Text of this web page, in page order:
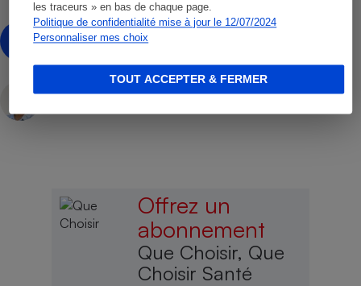
les traceurs » en bas de chaque page.
Politique de confidentialité mise à jour le 12/07/2024
Personnaliser mes choix
TOUT ACCEPTER & FERMER
Élisabeth Chesnais
Nadège Mazery
Offrez un
abonnement
Que Choisir, Que
Choisir Santé